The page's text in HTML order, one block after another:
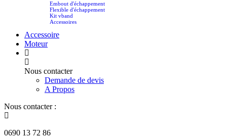
Embout d'échappement
Flexible d'échappement
Kit vband
Accessoires
Accessoire
Moteur
Nous contacter
Demande de devis
A Propos
Nous contacter :
0690 13 72 86